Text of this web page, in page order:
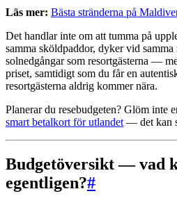
Läs mer: Bästa stränderna på
Det handlar inte om att tumma på
samma sköldpaddor, dyker vid
solnedgångar som resortgästerna —
priset, samtidigt som du får en
resortgästerna aldrig kommer nära.
Planerar du resebudgeten? Glöm inte
smart betalkort för utlandet — det kan
Budgetöversikt — vad
egentligen?#